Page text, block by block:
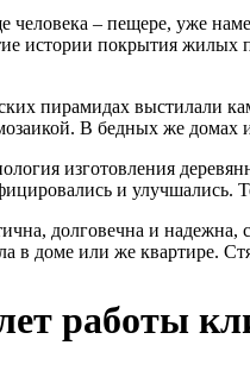
– пещере, уже
истории покрытия жилых
пирамидах выстилали
В бедных же домах
изготовления
и улучшались.
долговечна и
доме или же квартире.
работы